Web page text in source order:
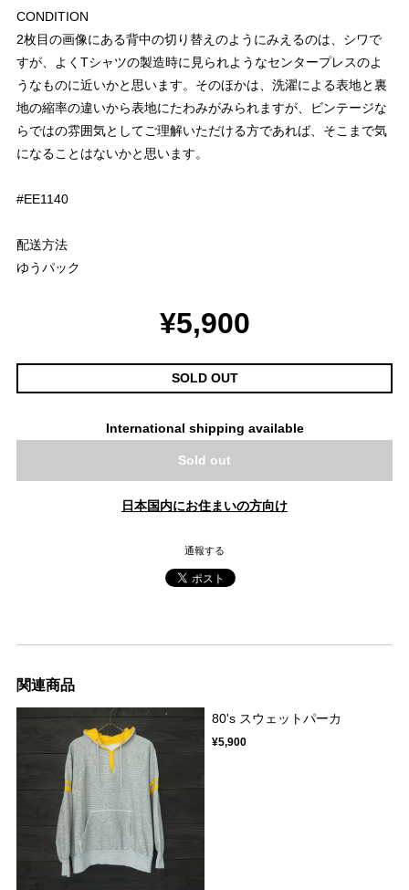
CONDITION
2枚目の画像にある背中の切り替えのようにみえるのは、シワで
すが、よくTシャツの製造時に見られようなセンタープレスのよ
うなものに近いかと思います。そのほかは、洗濯による表地と裏
地の縮率の違いから表地にたわみがみられますが、ビンテージな
らではの雰囲気としてご理解いただける方であれば、そこまで気
になることはないかと思います。
#EE1140
配送方法
ゆうパック
¥5,900
SOLD OUT
International shipping available
Sold out
日本国内にお住まいの方向け
通報する
関連商品
80's スウェットパーカ
¥5,900